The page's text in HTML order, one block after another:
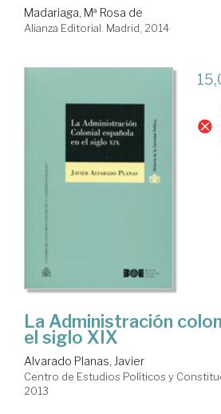
Madariaga, Mª Rosa de
Alianza Editorial. Madrid, 2014
La Administración
el siglo XIX
Alvarado Planas, Javier
Centro de Estudios Políticos y
2013